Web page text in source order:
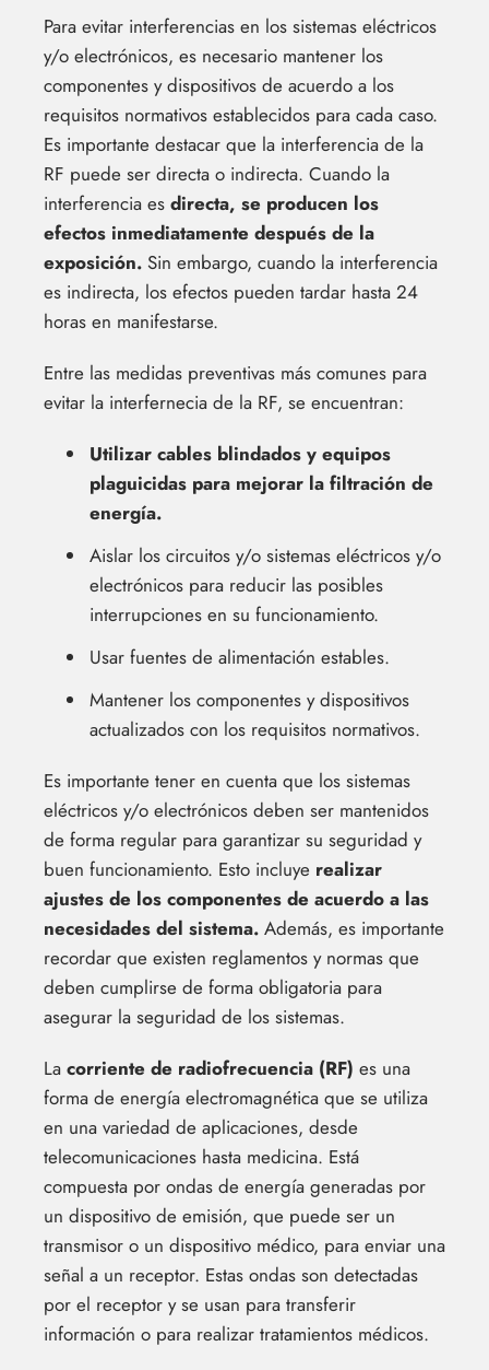
Para evitar interferencias en los sistemas eléctricos
y/o electrónicos, es necesario mantener los
componentes y dispositivos de acuerdo a los
requisitos normativos establecidos para cada caso.
Es importante destacar que la interferencia de la
RF puede ser directa o indirecta. Cuando la
interferencia es directa, se producen los
efectos inmediatamente después de la
exposición. Sin embargo, cuando la interferencia
es indirecta, los efectos pueden tardar hasta 24
horas en manifestarse.
Entre las medidas preventivas más comunes para
evitar la interfernecia de la RF, se encuentran:
Utilizar cables blindados y equipos
plaguicidas para mejorar la filtración de
energía.
Aislar los circuitos y/o sistemas eléctricos y/o
electrónicos para reducir las posibles
interrupciones en su funcionamiento.
Usar fuentes de alimentación estables.
Mantener los componentes y dispositivos
actualizados con los requisitos normativos.
Es importante tener en cuenta que los sistemas
eléctricos y/o electrónicos deben ser mantenidos
de forma regular para garantizar su seguridad y
buen funcionamiento. Esto incluye realizar
ajustes de los componentes de acuerdo a las
necesidades del sistema. Además, es importante
recordar que existen reglamentos y normas que
deben cumplirse de forma obligatoria para
asegurar la seguridad de los sistemas.
La corriente de radiofrecuencia (RF) es una
forma de energía electromagnética que se utiliza
en una variedad de aplicaciones, desde
telecomunicaciones hasta medicina. Está
compuesta por ondas de energía generadas por
un dispositivo de emisión, que puede ser un
transmisor o un dispositivo médico, para enviar una
señal a un receptor. Estas ondas son detectadas
por el receptor y se usan para transferir
información o para realizar tratamientos médicos.